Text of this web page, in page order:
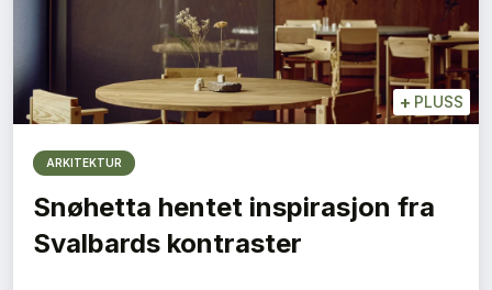
+ PLUSS
ARKITEKTUR
Snøhetta hentet inspirasjon fra
Svalbards kontraster